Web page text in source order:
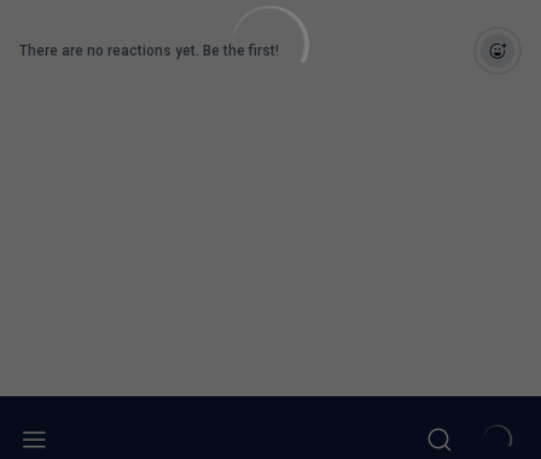
There are no reactions yet. Be the first!